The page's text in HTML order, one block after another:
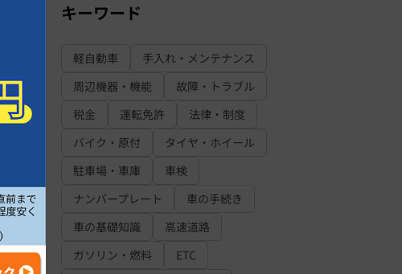
キーワード
軽自動車
手入れ・メンテナンス
周辺機器・機能
故障・トラブル
税金
運転免許
法律・制度
バイク・原付
タイヤ・ホイール
駐車場・車庫
車検
ナンバープレート
車の手続き
車の基礎知識
高速道路
ガソリン・燃料
ETC